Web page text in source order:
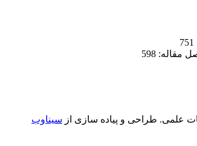
598
علمی. طراحی و پیاده سازی از سیناوب